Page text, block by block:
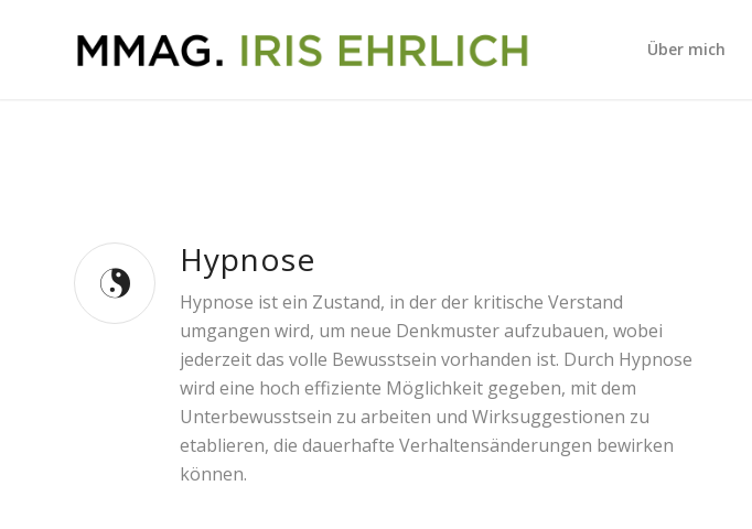
Über mich
Hypnose
Hypnose ist ein Zustand, in der der kritische Verstand
umgangen wird, um neue Denkmuster aufzubauen, wobei
jederzeit das volle Bewusstsein vorhanden ist. Durch Hypnose
wird eine hoch effiziente Möglichkeit gegeben, mit dem
Unterbewusstsein zu arbeiten und Wirksuggestionen zu
etablieren, die dauerhafte Verhaltensänderungen bewirken
können.